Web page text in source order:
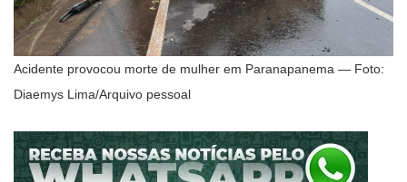
Acidente provocou morte de mulher em Paranapanema — Foto:
Diaemys Lima/Arquivo pessoal